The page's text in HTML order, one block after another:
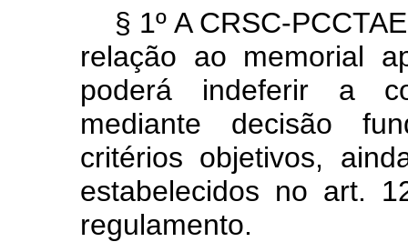
§ 1º A CRSC-
relação ao memorial
poderá indeferir a
mediante decisão
critérios objetivos,
estabelecidos no art.
regulamento.